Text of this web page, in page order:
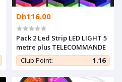
Dh116.00
Pack 2 Led Strip LED LIGHT 5
metre plus TELECOMMANDE
Club Point:
1.16